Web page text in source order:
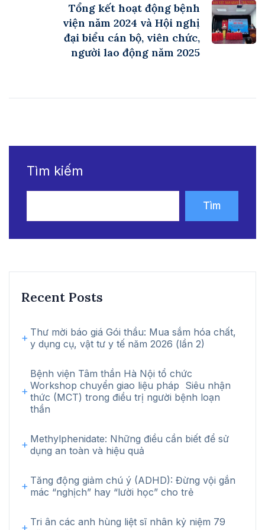
Tổng kết hoạt động bệnh
viện năm 2024 và Hội nghị
đại biểu cán bộ, viên chức,
người lao động năm 2025
Tìm kiếm
Tìm
Recent Posts
Thư mời báo giá Gói thầu: Mua sắm hóa chất,
y dụng cụ, vật tư y tế năm 2026 (lần 2)
Bệnh viện Tâm thần Hà Nội tổ chức
Workshop chuyển giao liệu pháp Siêu nhận
thức (MCT) trong điều trị người bệnh loạn
thần
Methylphenidate: Những điều cần biết để sử
dụng an toàn và hiệu quả
Tăng động giảm chú ý (ADHD): Đừng vội gắn
mác “nghịch” hay “lười học” cho trẻ
Tri ân các anh hùng liệt sĩ nhân kỷ niệm 79